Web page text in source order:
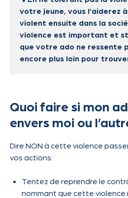
votre jeune, vous l’aiderez
violent ensuite dans la
violence est important et
que votre ado ne ressente
encore plus loin pour
Quoi faire si mon
envers moi ou
Dire NON à cette violence
vos actions:
Tentez de reprendre le
nommant que cette violence